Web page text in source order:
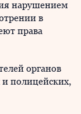
нарушением
в
права
органов
полицейских,